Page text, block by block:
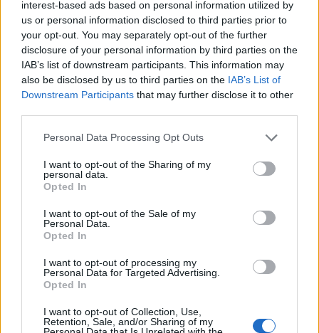
interest-based ads based on personal information utilized by
us or personal information disclosed to third parties prior to
your opt-out. You may separately opt-out of the further
disclosure of your personal information by third parties on the
IAB’s list of downstream participants. This information may
also be disclosed by us to third parties on the IAB’s List of
Downstream Participants that may further disclose it to other
Please note that this website/app uses one or more Google
not limited to your visit or usage behaviour. You may click to
grant or deny consent to Google and its third-party tags to
use your data for below specified purposes in below Google
consent section.
Personal Data Processing Opt Outs
I want to opt-out of the Sharing of my
personal data.
Opted In
I want to opt-out of the Sale of my
Personal Data.
Opted In
I want to opt-out of processing my
Personal Data for Targeted Advertising.
Opted In
I want to opt-out of Collection, Use,
Retention, Sale, and/or Sharing of my
Android, διαθέσιμη ήδη στοAndroid Market, για την
οποία δεν ξεκαθαρίζεται ακριβώς ποια θα είναι η
εφαρμογής υπάρχει μια αντίστροφη μέτρηση για την
πρώτη διαδραστική συναυλία στην ιστορία.
Επομένως, θα περιμένουμε μέχρι τις 6 Μαρτίου για να